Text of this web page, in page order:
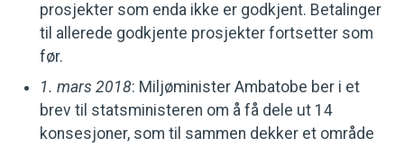
prosjekter som enda ikke er godkjent. Betalinger
til allerede godkjente prosjekter fortsetter som
før.
1. mars 2018: Miljøminister Ambatobe ber i et
brev til statsministeren om å få dele ut 14
konsesjoner, som til sammen dekker et område